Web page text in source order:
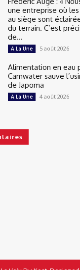
une entreprise où
au siège sont
du terrain. C’est
de...
A La Une 5 août 2026
Alimentation en eau
Camwater sauve
de Japoma
A La Une 4 août 2026